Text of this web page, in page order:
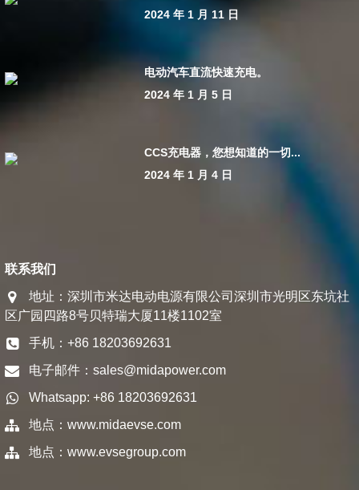
2024 年 1 月 11 日
电动汽车直流快速充电。
2024 年 1 月 5 日
CCS充电器，您想知道的一切...
2024 年 1 月 4 日
联系我们
地址：深圳市米达电动电源有限公司深圳市光明区东坑社
区广园四路8号贝特瑞大厦11楼1102室
手机：+86 18203692631
电子邮件：sales@midapower.com
Whatsapp: +86 18203692631
地点：www.midaevse.com
地点：www.evsegroup.com